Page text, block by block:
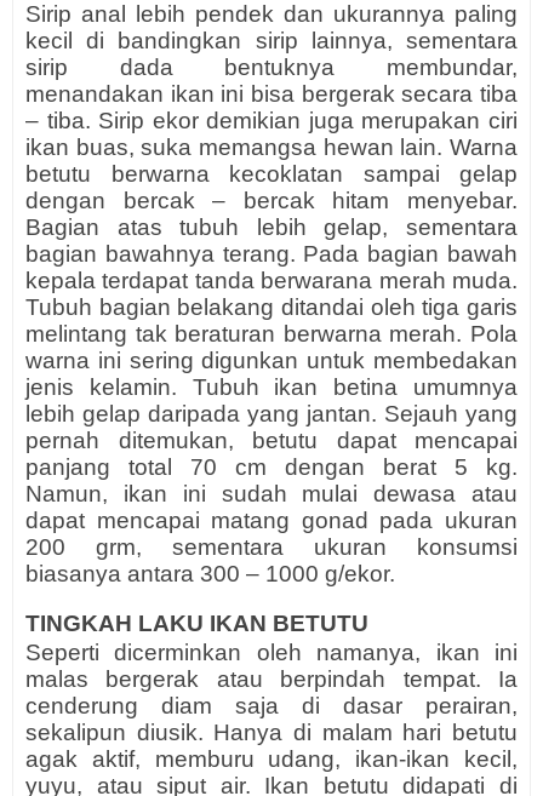
Sirip anal lebih pendek dan ukurannya paling
kecil di bandingkan sirip lainnya, sementara
sirip dada bentuknya membundar,
menandakan ikan ini bisa bergerak secara tiba
– tiba. Sirip ekor demikian juga merupakan ciri
ikan buas, suka memangsa hewan lain. Warna
betutu berwarna kecoklatan sampai gelap
dengan bercak – bercak hitam menyebar.
Bagian atas tubuh lebih gelap, sementara
bagian bawahnya terang. Pada bagian bawah
kepala terdapat tanda berwarana merah muda.
Tubuh bagian belakang ditandai oleh tiga garis
melintang tak beraturan berwarna merah. Pola
warna ini sering digunkan untuk membedakan
jenis kelamin. Tubuh ikan betina umumnya
lebih gelap daripada yang jantan. Sejauh yang
pernah ditemukan, betutu dapat mencapai
panjang total 70 cm dengan berat 5 kg.
Namun, ikan ini sudah mulai dewasa atau
dapat mencapai matang gonad pada ukuran
200 grm, sementara ukuran konsumsi
biasanya antara 300 – 1000 g/ekor.
TINGKAH LAKU IKAN BETUTU
Seperti dicerminkan oleh namanya, ikan ini
malas bergerak atau berpindah tempat. Ia
cenderung diam saja di dasar perairan,
sekalipun diusik. Hanya di malam hari betutu
agak aktif, memburu udang, ikan-ikan kecil,
yuyu, atau siput air. Ikan betutu didapati di